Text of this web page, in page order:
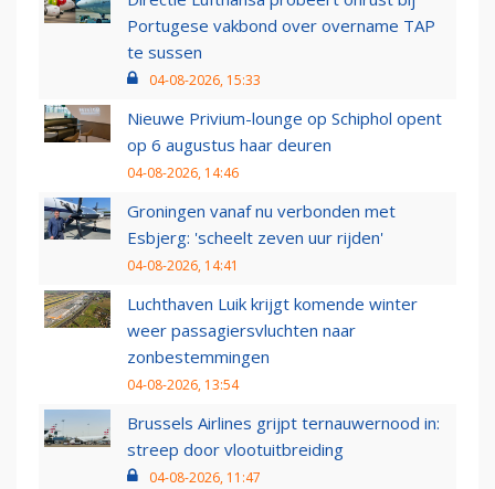
Portugese vakbond over overname TAP
te sussen
04-08-2026, 15:33
Nieuwe Privium-lounge op Schiphol opent
op 6 augustus haar deuren
04-08-2026, 14:46
Groningen vanaf nu verbonden met
Esbjerg: 'scheelt zeven uur rijden'
04-08-2026, 14:41
Luchthaven Luik krijgt komende winter
weer passagiersvluchten naar
zonbestemmingen
04-08-2026, 13:54
Brussels Airlines grijpt ternauwernood in:
streep door vlootuitbreiding
04-08-2026, 11:47